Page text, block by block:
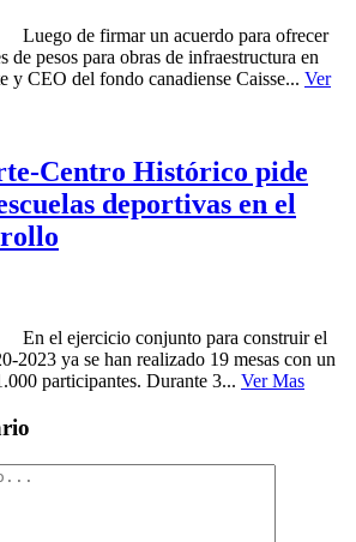
Luego de firmar un acuerdo para ofrecer
de pesos para obras de infraestructura en
y CEO del fondo canadiense Caisse... Ver
Centro Histórico pide
deportivas en el
En el ejercicio conjunto para construir el
2023 ya se han realizado 19 mesas con un
participantes. Durante 3... Ver Mas